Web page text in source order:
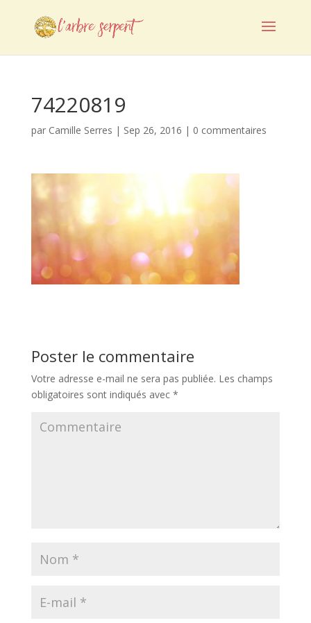
74220819
par Camille Serres | Sep 26, 2016 | 0 commentaires
Poster le commentaire
Votre adresse e-mail ne sera pas publiée. Les champs
obligatoires sont indiqués avec *